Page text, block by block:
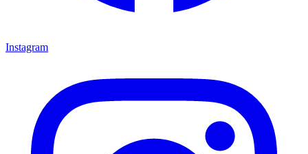
Instagram